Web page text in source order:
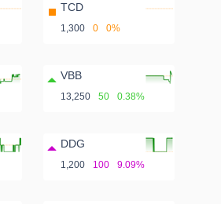
TCD
1,300 0 0%
VBB
13,250 50 0.38%
DDG
1,200 100 9.09%